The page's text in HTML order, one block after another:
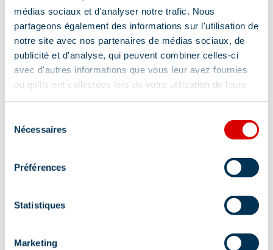
médias sociaux et d'analyser notre trafic. Nous
partageons également des informations sur l'utilisation de
notre site avec nos partenaires de médias sociaux, de
publicité et d'analyse, qui peuvent combiner celles-ci
avec d'autres informations que vous leur avez fournies
ou qu'ils ont collectées lors de votre utilisation de leurs
Nécessaires
Préférences
Statistiques
Marketing
Address
640 impasse des Darbollées, 73550 Les Allues
At the foot of the slopes: